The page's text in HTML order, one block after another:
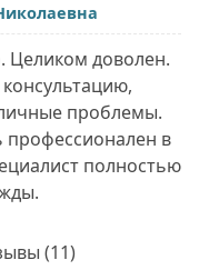
доволен.
проблемы.
в
полностью
(11)